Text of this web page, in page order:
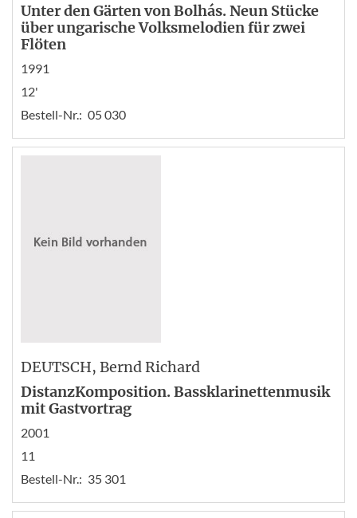
Unter den Gärten von Bolhás. Neun Stücke
über ungarische Volksmelodien für zwei
Flöten
1991
12'
Bestell-Nr.: 05 030
DEUTSCH, Bernd Richard
DistanzKomposition. Bassklarinettenmusik
mit Gastvortrag
2001
11
Bestell-Nr.: 35 301